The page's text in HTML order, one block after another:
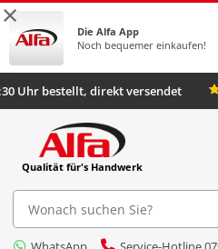
×
Die Alfa App
Noch bequemer einkaufen!
Uhr bestellt, direkt versendet
Qualität für's Handwerk